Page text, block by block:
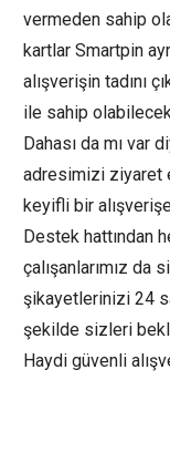
vermeden sahip
kartlar Smartpin
alışverişin tadını
ile sahip
Dahası da mı var
adresimizi ziyaret
keyifli bir
Destek hattından
çalışanlarımız da
şikayetlerinizi 24
şekilde sizleri
Haydi güvenli